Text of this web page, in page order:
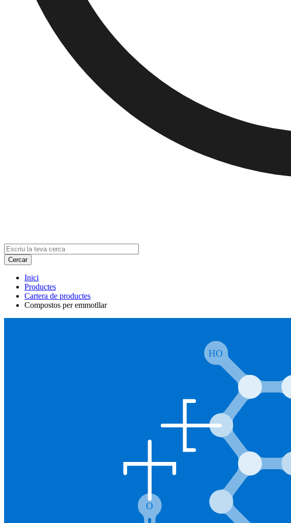
Inici
Productes
Cartera de productes
Compostos per emmotllar